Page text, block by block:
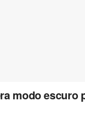
modo escuro